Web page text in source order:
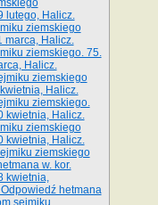
lutego, Halicz.
ziemskiego
marca, Halicz.
ziemskiego. 75.
Halicz.
ziemskiego
Halicz.
ziemskiego.
kwietnia, Halicz.
ziemskiego
kwietnia, Halicz.
ziemskiego
w. kor.
kwietnia,
Odpowiedź hetmana
sejmiku